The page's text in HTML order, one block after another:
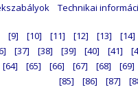
Technikai
[9] [10] [11] [12] [13]
[14]
[37] [38] [39] [40] [41]
[64] [65] [66] [67] [68]
[69]
[85]
[86] [87]